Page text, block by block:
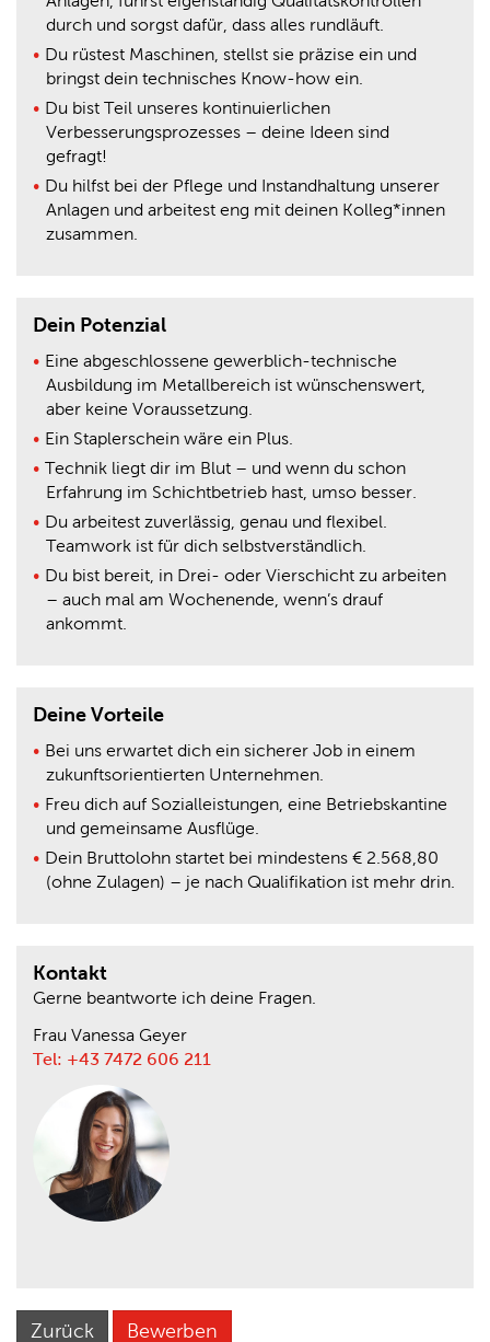
durch und sorgst dafür, dass alles rundläuft.
Du rüstest Maschinen, stellst sie präzise ein und
bringst dein technisches Know-how ein.
Du bist Teil unseres kontinuierlichen
Verbesserungsprozesses – deine Ideen sind
gefragt!
Du hilfst bei der Pflege und Instandhaltung unserer
Anlagen und arbeitest eng mit deinen Kolleg*innen
zusammen.
Dein Potenzial
Eine abgeschlossene gewerblich-technische
Ausbildung im Metallbereich ist wünschenswert,
aber keine Voraussetzung.
Ein Staplerschein wäre ein Plus.
Technik liegt dir im Blut – und wenn du schon
Erfahrung im Schichtbetrieb hast, umso besser.
Du arbeitest zuverlässig, genau und flexibel.
Teamwork ist für dich selbstverständlich
Du bist bereit, in Drei- oder Vierschicht zu arbeiten
– auch mal am Wochenende, wenn’s drauf
ankommt.
Deine Vorteile
Bei uns erwartet dich ein sicherer Job in einem
zukunftsorientierten Unternehmen.
Freu dich auf Sozialleistungen, eine Betriebskantine
und gemeinsame Ausflüge.
Dein Bruttolohn startet bei mindestens € 2.568,80
(ohne Zulagen) – je nach Qualifikation ist mehr drin.
Kontakt
Gerne beantworte ich deine Fragen.
Frau Vanessa Geyer
Tel: +43 7472 606 211
Zurück Bewerben